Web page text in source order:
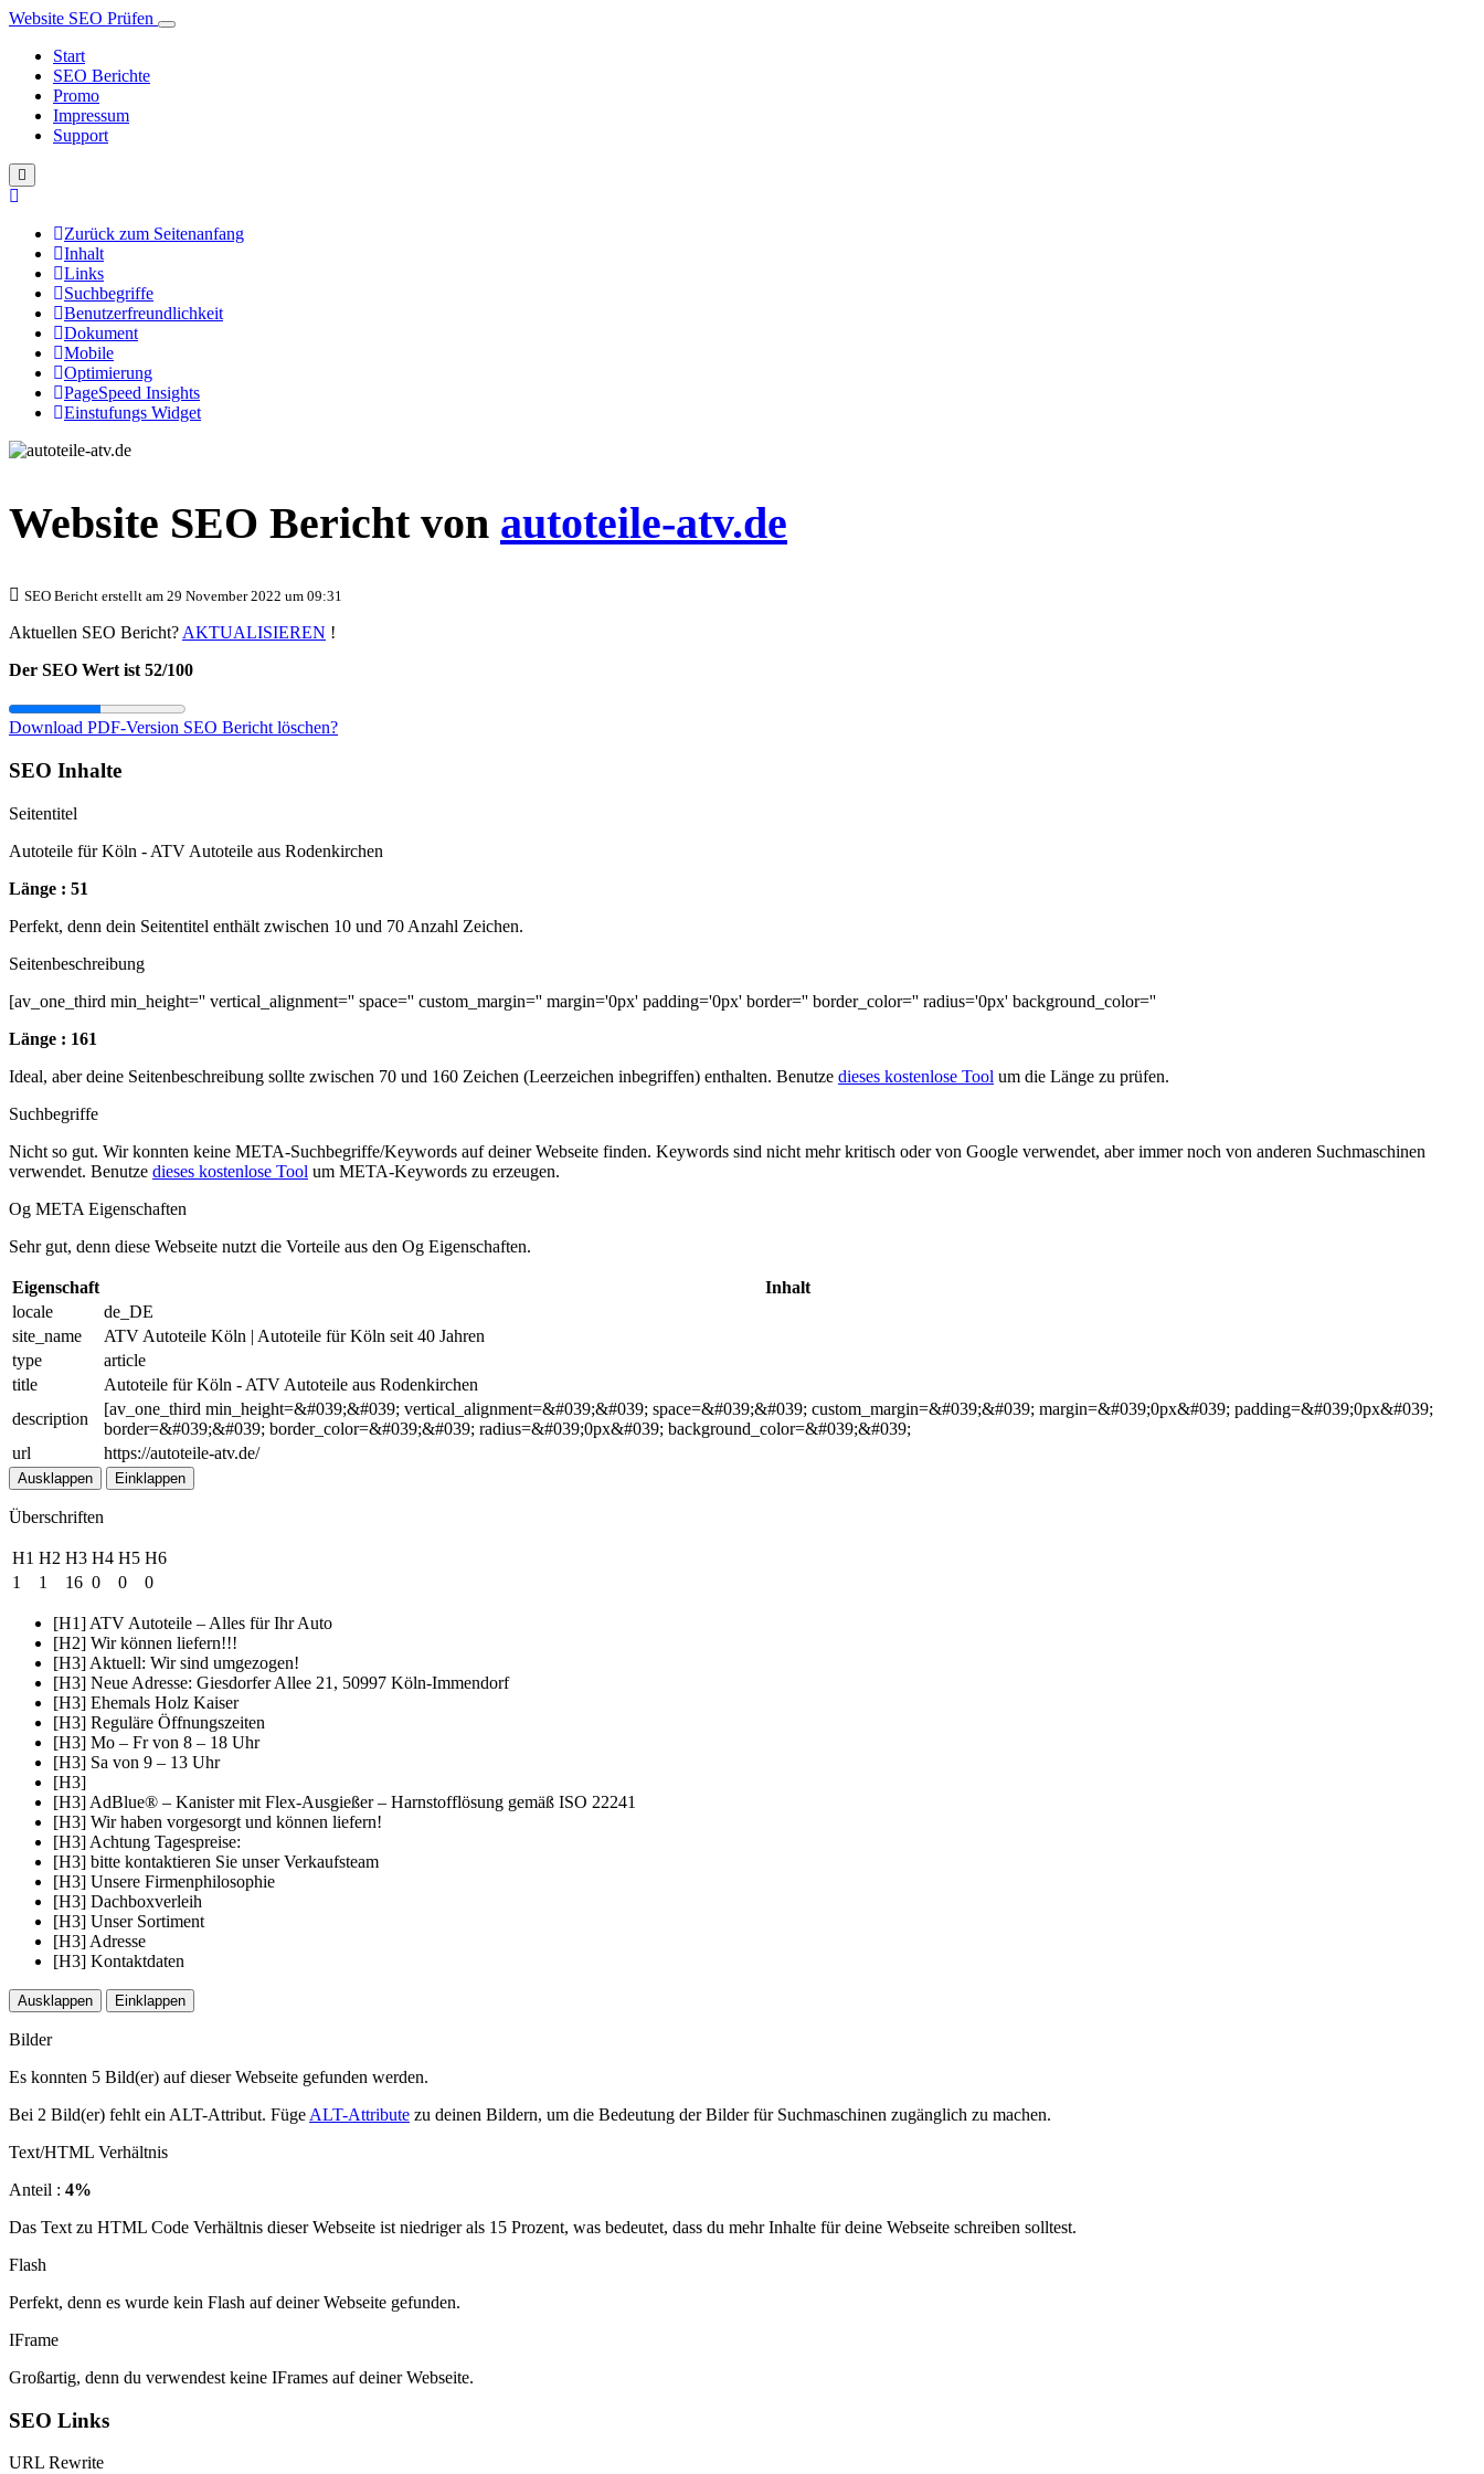
Website SEO Prüfen
Start
SEO Berichte
Promo
Impressum
Support
Zurück zum Seitenanfang
Inhalt
Links
Suchbegriffe
Benutzerfreundlichkeit
Dokument
Mobile
Optimierung
PageSpeed Insights
Einstufungs Widget
Website SEO Bericht von autoteile-atv.de
SEO Bericht erstellt am 29 November 2022 um 09:31
Aktuellen SEO Bericht? AKTUALISIEREN !
Der SEO Wert ist 52/100
Download PDF-Version SEO Bericht löschen?
SEO Inhalte
Seitentitel
Autoteile für Köln - ATV Autoteile aus Rodenkirchen
Länge : 51
Perfekt, denn dein Seitentitel enthält zwischen 10 und 70 Anzahl Zeichen.
Seitenbeschreibung
[av_one_third min_height='' vertical_alignment='' space='' custom_margin='' margin='0px' padding='0px' border='' border_color='' radius='0px' background_color=''
Länge : 161
Ideal, aber deine Seitenbeschreibung sollte zwischen 70 und 160 Zeichen (Leerzeichen inbegriffen) enthalten. Benutze dieses kostenlose Tool um die Länge zu prüfen.
Suchbegriffe
Nicht so gut. Wir konnten keine META-Suchbegriffe/Keywords auf deiner Webseite finden. Keywords sind nicht mehr kritisch oder von Google verwendet, aber immer noch von anderen Suchmaschinen
verwendet. Benutze dieses kostenlose Tool um META-Keywords zu erzeugen.
Og META Eigenschaften
Sehr gut, denn diese Webseite nutzt die Vorteile aus den Og Eigenschaften.
Eigenschaft
Inhalt
locale
de_DE
site_name
ATV Autoteile Köln | Autoteile für Köln seit 40 Jahren
type
article
title
Autoteile für Köln - ATV Autoteile aus Rodenkirchen
description
[av_one_third min_height=&#039;&#039; vertical_alignment=&#039;&#039; space=&#039;&#039; custom_margin=&#039;&#039; margin=&#039;0px&#039; padding=&#039;0px&#039;
border=&#039;&#039; border_color=&#039;&#039; radius=&#039;0px&#039; background_color=&#039;&#039;
url
https://autoteile-atv.de/
Ausklappen Einklappen
Überschriften
H1 H2 H3 H4 H5 H6
1
1 16 0 0 0
[H1] ATV Autoteile – Alles für Ihr Auto
[H2] Wir können liefern!!!
[H3] Aktuell: Wir sind umgezogen!
[H3] Neue Adresse: Giesdorfer Allee 21, 50997 Köln-Immendorf
[H3] Ehemals Holz Kaiser
[H3] Reguläre Öffnungszeiten
[H3] Mo – Fr von 8 – 18 Uhr
[H3] Sa von 9 – 13 Uhr
[H3]
[H3] AdBlue® – Kanister mit Flex-Ausgießer – Harnstofflösung gemäß ISO 22241
[H3] Wir haben vorgesorgt und können liefern!
[H3] Achtung Tagespreise:
[H3] bitte kontaktieren Sie unser Verkaufsteam
[H3] Unsere Firmenphilosophie
[H3] Dachboxverleih
[H3] Unser Sortiment
[H3] Adresse
[H3] Kontaktdaten
Ausklappen Einklappen
Bilder
Es konnten 5 Bild(er) auf dieser Webseite gefunden werden.
Bei 2 Bild(er) fehlt ein ALT-Attribut. Füge ALT-Attribute zu deinen Bildern, um die Bedeutung der Bilder für Suchmaschinen zugänglich zu machen.
Text/HTML Verhältnis
Anteil : 4%
Das Text zu HTML Code Verhältnis dieser Webseite ist niedriger als 15 Prozent, was bedeutet, dass du mehr Inhalte für deine Webseite schreiben solltest.
Flash
Perfekt, denn es wurde kein Flash auf deiner Webseite gefunden.
IFrame
Großartig, denn du verwendest keine IFrames auf deiner Webseite.
SEO Links
URL Rewrite